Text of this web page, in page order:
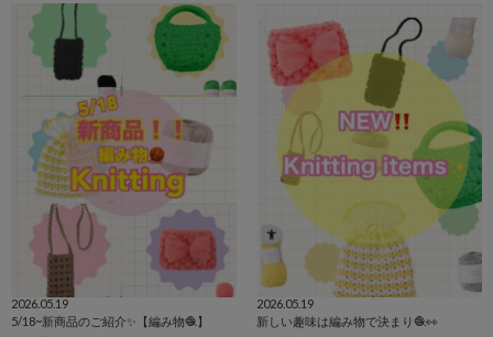
2026.05.19
5/18~新商品のご紹介✨【編み物🧶】
2026.05.19
新しい趣味は編み物で決まり🧶👀